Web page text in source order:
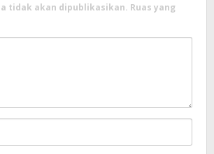
tidak akan dipublikasikan. Ruas yang